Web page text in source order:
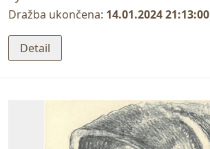
Dražba ukončena: 14.01.2024 21:13:00
Detail